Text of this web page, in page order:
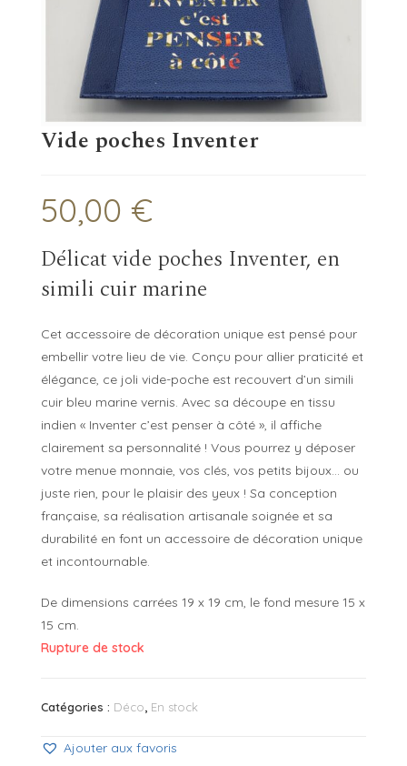
Vide poches Inventer
50,00 €
Délicat vide poches Inventer, en
simili cuir marine
Cet accessoire de décoration unique est pensé pour
embellir votre lieu de vie. Conçu pour allier praticité et
élégance, ce joli vide-poche est recouvert d’un simili
cuir bleu marine vernis. Avec sa découpe en tissu
indien « Inventer c’est penser à côté », il affiche
clairement sa personnalité ! Vous pourrez y déposer
votre menue monnaie, vos clés, vos petits bijoux… ou
juste rien, pour le plaisir des yeux ! Sa conception
française, sa réalisation artisanale soignée et sa
durabilité en font un accessoire de décoration unique
et incontournable.
De dimensions carrées 19 x 19 cm, le fond mesure 15 x
15 cm.
Rupture de stock
Catégories : Déco En stock
Ajouter aux favoris